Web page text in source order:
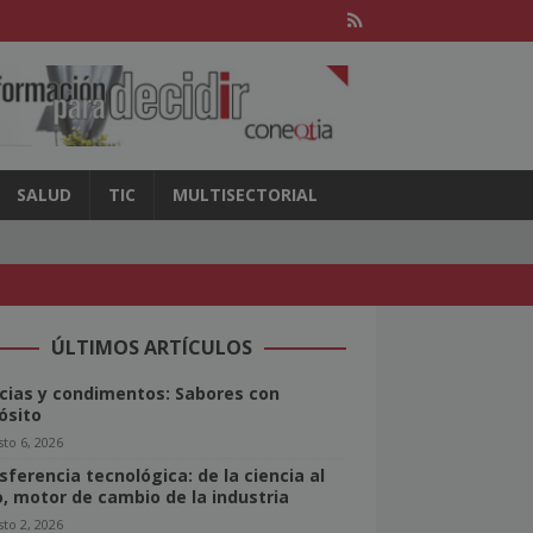
SALUD TIC MULTISECTORIAL
ÚLTIMOS ARTÍCULOS
y condimentos: Sabores con
6, 2026
tecnológica: de la ciencia al
motor de cambio de la industria
2, 2026